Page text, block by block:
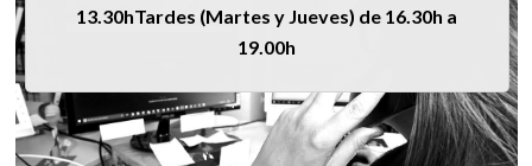
13.30hTardes (Martes y Jueves) de 16.30h a
19.00h